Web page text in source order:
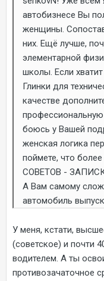
автобизнесе Вы
женщины.
них. Ещё лучше,
элементарной
школы. Если
Глинки для
качестве
профессиональную
боюсь у Вашей
женская логика
поймете, что
СОВЕТОВ -
А Вам самому
автомобиль
У меня, кстати,
(советское) и почти
водителем. А ты
противозачаточное